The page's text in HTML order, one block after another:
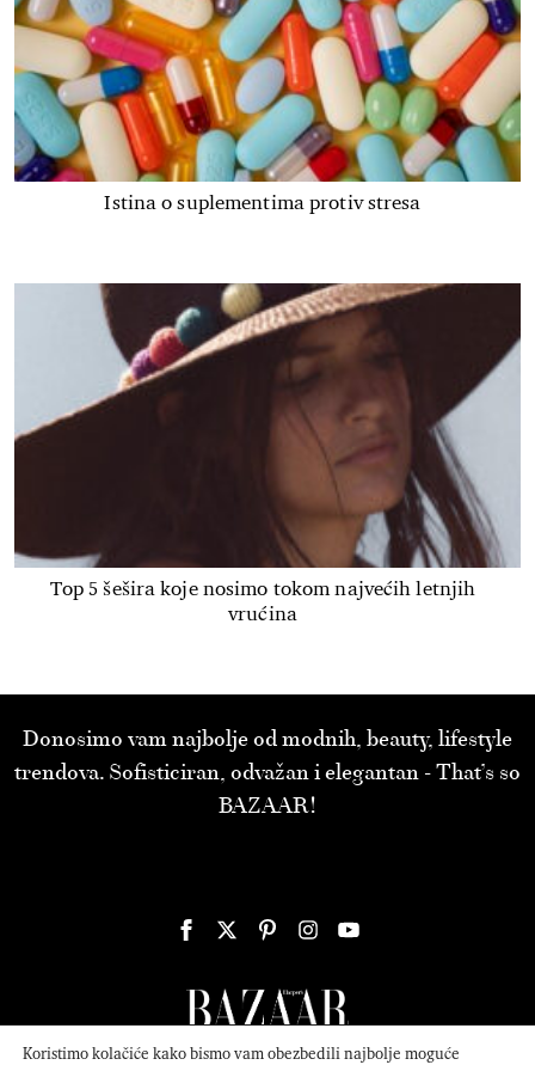
Istina o suplementima protiv stresa
Top 5 šešira koje nosimo tokom najvećih letnjih
vrućina
Donosimo vam najbolje od modnih, beauty, lifestyle
trendova. Sofisticiran, odvažan i elegantan - That’s so
BAZAAR!
Koristimo kolačiće kako bismo vam obezbedili najbolje moguće